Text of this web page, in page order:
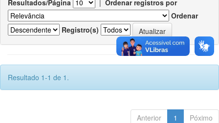
Resultados/Página | Ordenar registros por
Ordenar
Registro(s)
Resultado 1-1 de 1.
Anterior 1 Póximo